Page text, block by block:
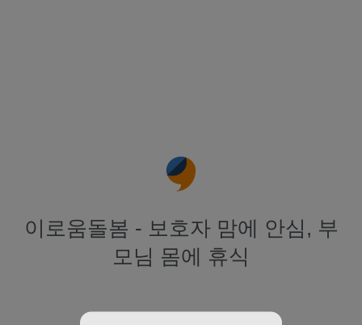
이로움돌봄 - 보호자 맘에 안심, 부
모님 몸에 휴식